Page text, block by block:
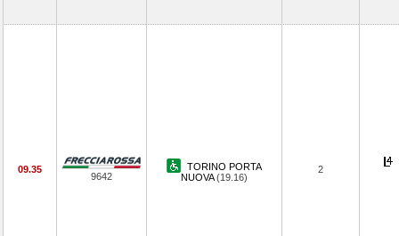
09.35
9642
TORINO PORTA
NUOVA(19.16)
2